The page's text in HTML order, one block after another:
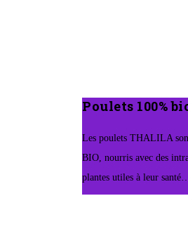
Poulets 100%
Les poulets THALILA
BIO, nourris avec des
plantes utiles à leur santé…